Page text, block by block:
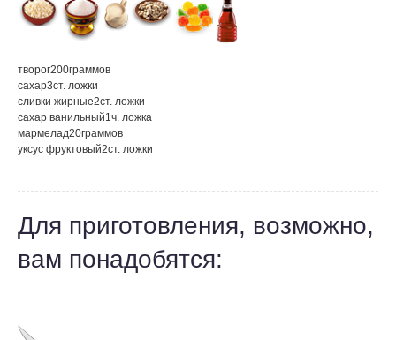
творог200граммов
сахар3ст. ложки
сливки жирные2ст. ложки
сахар ванильный1ч. ложка
мармелад20граммов
уксус фруктовый2ст. ложки
Для приготовления, возможно,
вам понадобятся: